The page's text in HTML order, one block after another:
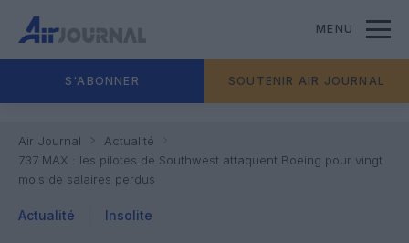
MENU
S'ABONNER SOUTENIR AIR JOURNAL
Air Journal
Actualité
737 MAX : les pilotes de Southwest attaquent Boeing pour vingt
mois de salaires perdus
Actualité Insolite